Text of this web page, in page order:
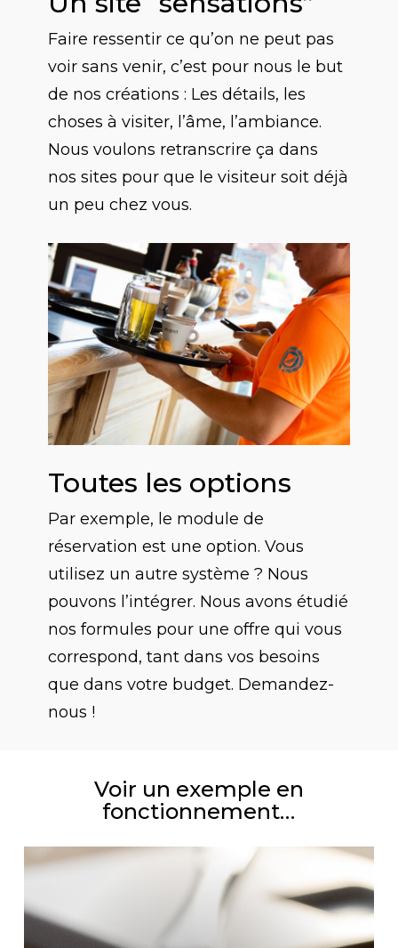
Faire ressentir ce qu’on ne peut pas
voir sans venir, c’est pour nous le but
de nos créations : Les détails, les
choses à visiter, l’âme, l’ambiance.
Nous voulons retranscrire ça dans
nos sites pour que le visiteur soit déjà
un peu chez vous.
Toutes les options
Par exemple, le module de
réservation est une option. Vous
utilisez un autre système ? Nous
pouvons l’intégrer. Nous avons étudié
nos formules pour une offre qui vous
correspond, tant dans vos besoins
que dans votre budget. Demandez-
nous !
Voir un exemple en
fonctionnement…